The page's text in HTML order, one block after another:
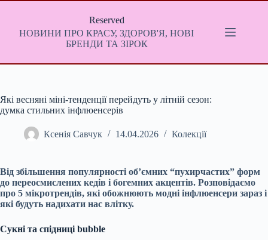
Перейти
Reserved
НОВИНИ ПРО КРАСУ, ЗДОРОВ'Я, НОВІ
БРЕНДИ ТА ЗІРОК
Які весняні міні-тенденції перейдуть у літній сезон:
думка стильних інфлюенсерів
Ксенія Савчук 14.04.2026 Колекції
Від збільшення популярності об’ємних “пухирчастих” форм
до переосмислених кедів і богемних акцентів. Розповідаємо
про 5 мікротрендів, які обожнюють модні інфлюенсери зараз і
які будуть надихати нас влітку.
Сукні та спідниці bubble